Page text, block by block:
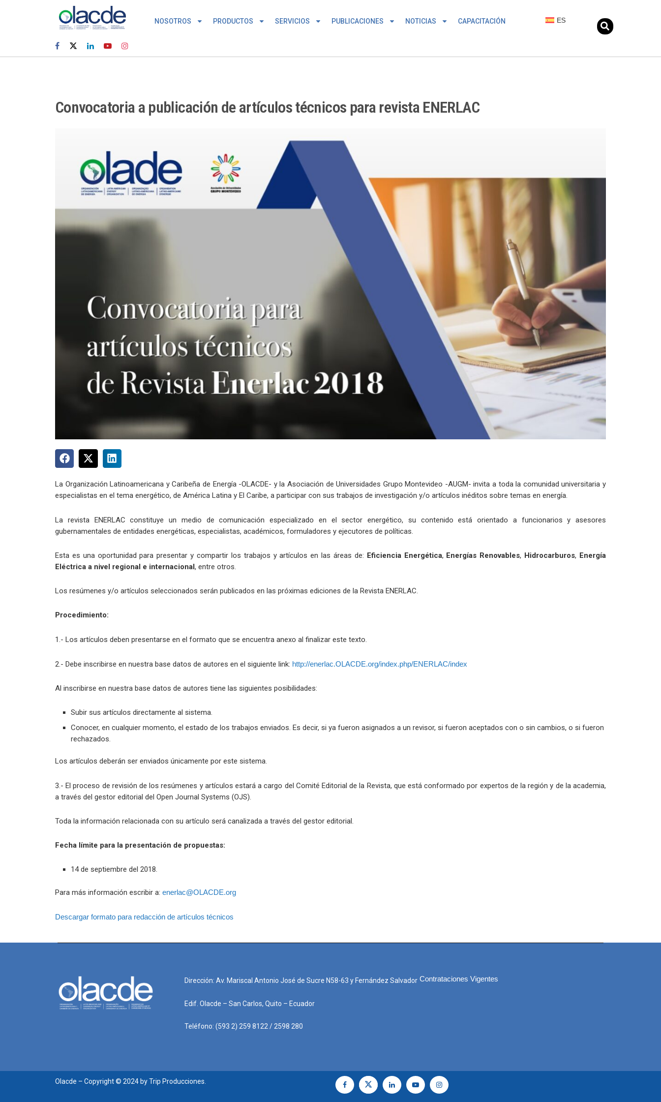
NOSOTROS PRODUCTOS SERVICIOS PUBLICACIONES NOTICIAS CAPACITACIÓN ES
Convocatoria a publicación de artículos técnicos para revista ENERLAC
La Organización Latinoamericana y Caribeña de Energía -OLACDE- y la Asociación de Universidades Grupo Montevideo -AUGM- invita a toda la comunidad universitaria y
especialistas en el tema energético, de América Latina y El Caribe, a participar con sus trabajos de investigación y/o artículos inéditos sobre temas en energía.
La revista ENERLAC constituye un medio de comunicación especializado en el sector energético, su contenido está orientado a funcionarios y asesores
gubernamentales de entidades energéticas, especialistas, académicos, formuladores y ejecutores de políticas.
Esta es una oportunidad para presentar y compartir los trabajos y artículos en las áreas de: Eficiencia Energética, Energías Renovables, Hidrocarburos, Energía
Eléctrica a nivel regional e internacional, entre otros.
Los resúmenes y/o artículos seleccionados serán publicados en las próximas ediciones de la Revista ENERLAC.
Procedimiento:
1.- Los artículos deben presentarse en el formato que se encuentra anexo al finalizar este texto.
2.- Debe inscribirse en nuestra base datos de autores en el siguiente link: http://enerlac.OLACDE.org/index.php/ENERLAC/index
Al inscribirse en nuestra base datos de autores tiene las siguientes posibilidades:
Subir sus artículos directamente al sistema.
Conocer, en cualquier momento, el estado de los trabajos enviados. Es decir, si ya fueron asignados a un revisor, si fueron aceptados con o sin cambios, o si fueron
rechazados.
Los artículos deberán ser enviados únicamente por este sistema.
3.- El proceso de revisión de los resúmenes y artículos estará a cargo del Comité Editorial de la Revista, que está conformado por expertos de la región y de la academia,
a través del gestor editorial del Open Journal Systems (OJS).
Toda la información relacionada con su artículo será canalizada a través del gestor editorial.
Fecha límite para la presentación de propuestas:
14 de septiembre del 2018.
Para más información escribir a: enerlac@OLACDE.org
Descargar formato para redacción de artículos técnicos
Dirección: Av. Mariscal Antonio José de Sucre N58-63 y Fernández Salvador
Edif. Olacde – San Carlos, Quito – Ecuador
Teléfono: (593 2) 259 8122 / 2598 280
Contrataciones Vigentes
Olacde – Copyright © 2024 by Trip Producciones.